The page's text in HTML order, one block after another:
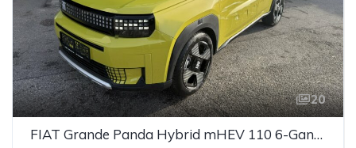
20
FIAT Grande Panda Hybrid mHEV 110 6-Gang eDCT LaPrima